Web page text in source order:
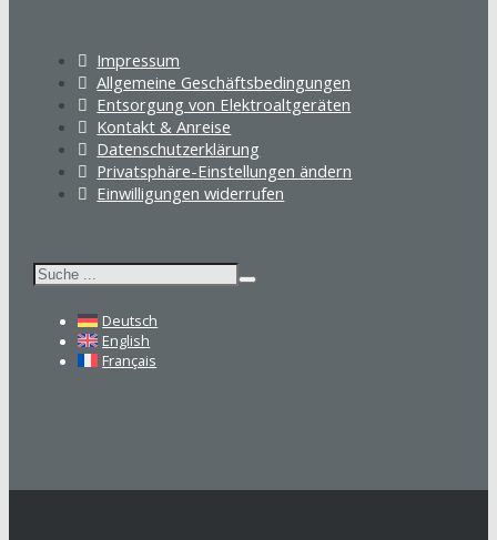
Impressum
Allgemeine Geschäftsbedingungen
Entsorgung von Elektroaltgeräten
Kontakt & Anreise
Datenschutzerklärung
Privatsphäre-Einstellungen ändern
Einwilligungen widerrufen
Suchen
Deutsch
English
Français